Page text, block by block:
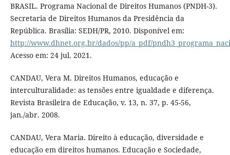
BRASIL. Programa Nacional de Direitos Humanos (PNDH-3).
Secretaria de Direitos Humanos da Presidência da
República. Brasília: SEDH/PR, 2010. Disponível em:
http://www.dhnet.org.br/dados/pp/a_pdf/
Acesso em: 24 jul. 2021.
CANDAU, Vera M. Direitos Humanos, educação e
interculturalidade: as tensões entre igualdade e diferença.
Revista Brasileira de Educação, v. 13, n. 37, p. 45-56,
jan./abr. 2008.
CANDAU, Vera Maria. Direito à educação, diversidade e
educação em direitos humanos. Educação e Sociedade,